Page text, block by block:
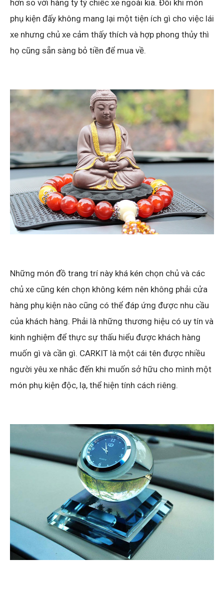
hơn so với hàng ty tỷ chiếc xe ngoài kia. Đôi khi món
phụ kiện đấy không mang lại một tiện ích gì cho việc lái
xe nhưng chủ xe cảm thấy thích và hợp phong thủy thì
họ cũng sẵn sàng bỏ tiền để mua về.
Những món đồ trang trí này khá kén chọn chủ và các
chủ xe cũng kén chọn không kém nên không phải cửa
hàng phụ kiện nào cũng có thể đáp ứng được nhu cầu
của khách hàng. Phải là những thương hiệu có uy tín và
kinh nghiệm để thực sự thấu hiểu được khách hàng
muốn gì và cần gì. CARKIT là một cái tên được nhiều
người yêu xe nhắc đến khi muốn sở hữu cho mình một
món phụ kiện độc, lạ, thể hiện tính cách riêng.